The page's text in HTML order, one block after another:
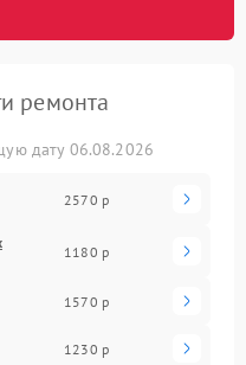
ремонта
дату 06.08.2026
2570 р
1180 р
1570 р
1230 р